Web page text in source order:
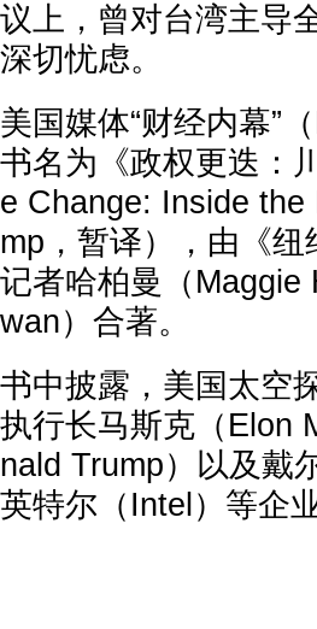
议上，曾对台湾主导
深切忧虑。
美国媒体“财经内幕”
书名为《政权更迭：
e Change: Inside
mp，暂译），由《
记者哈柏曼（Maggie
wan）合著。
书中披露，美国太空
执行长马斯克（Elon
nald Trump）以及戴
英特尔（Intel）等企